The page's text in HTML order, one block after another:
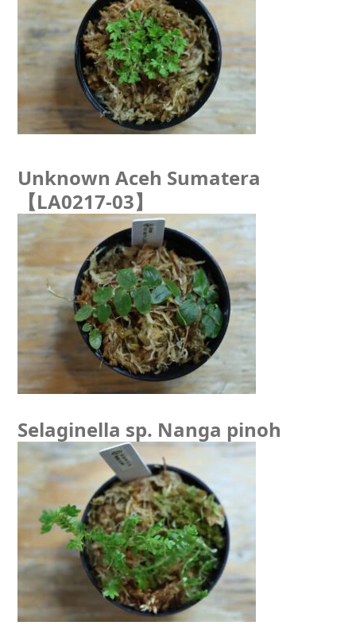
Unknown Aceh Sumatera
【LA0217-03】
Selaginella sp. Nanga pinoh